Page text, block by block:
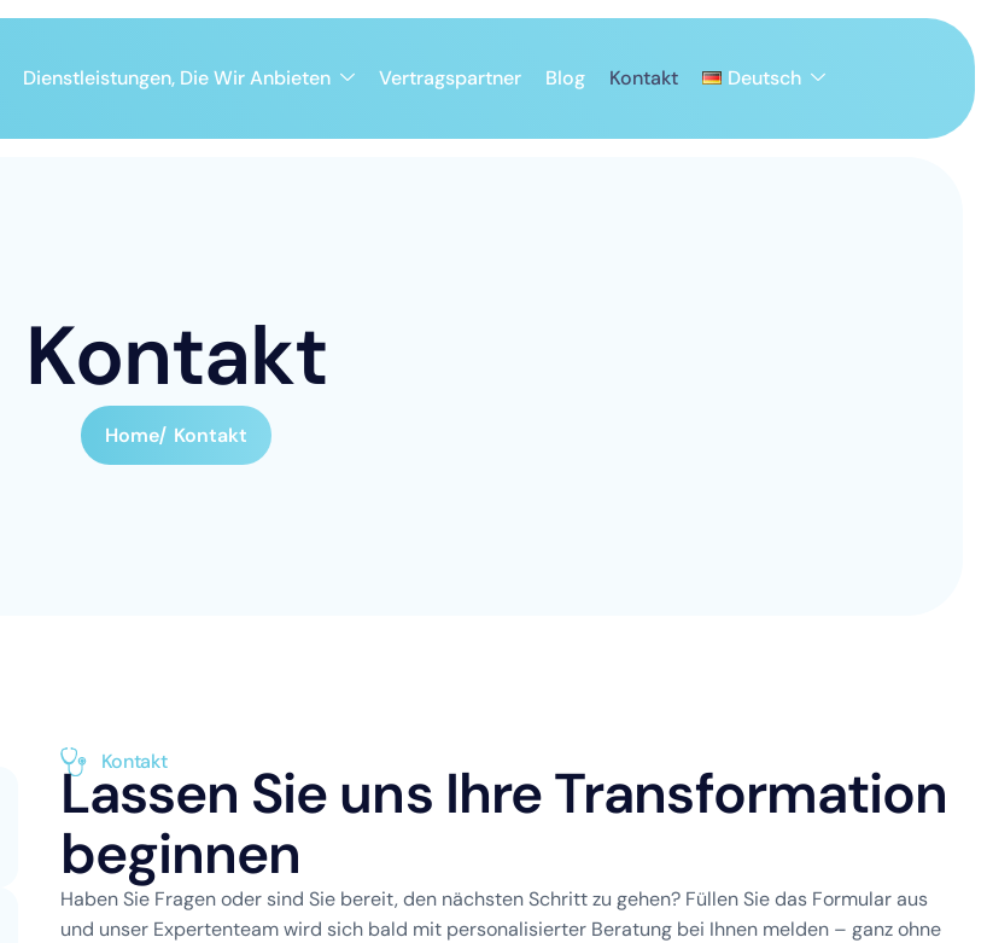
Dienstleistungen, Die Wir Anbieten Vertragspartner Blog Kontakt Deutsch
Kontakt
Home Kontakt
Kontakt
Lassen Sie uns Ihre Transformation
beginnen
Haben Sie Fragen oder sind Sie bereit, den nächsten Schritt zu gehen? Füllen Sie das Formular aus
und unser Expertenteam wird sich bald mit personalisierter Beratung bei Ihnen melden – ganz ohne